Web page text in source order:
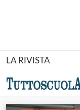
LA RIVISTA